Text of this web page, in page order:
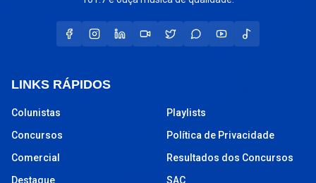
LINKS RÁPIDOS
Colunistas
Concursos
Comercial
Destaque
Playlists
Política de Privacidade
Resultados dos Concursos
SAC